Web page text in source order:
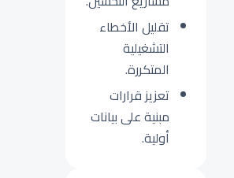
تقليل الأخطاء
التشغيلية
المتكررة.
تعزيز قرارات
مبنية على بيانات
أولية.